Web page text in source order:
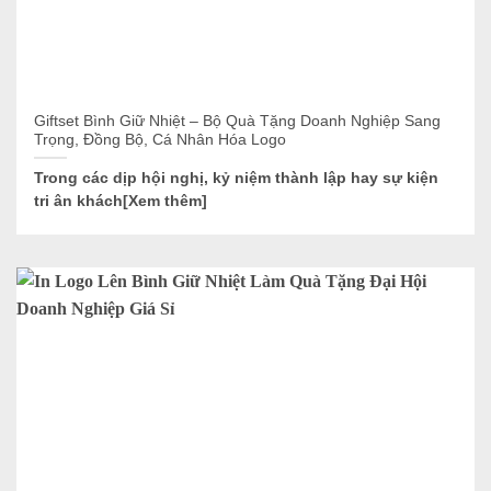
Giftset Bình Giữ Nhiệt – Bộ Quà Tặng Doanh Nghiệp Sang
Trọng, Đồng Bộ, Cá Nhân Hóa Logo
Trong các dịp hội nghị, kỷ niệm thành lập hay sự kiện
tri ân khách[Xem thêm]